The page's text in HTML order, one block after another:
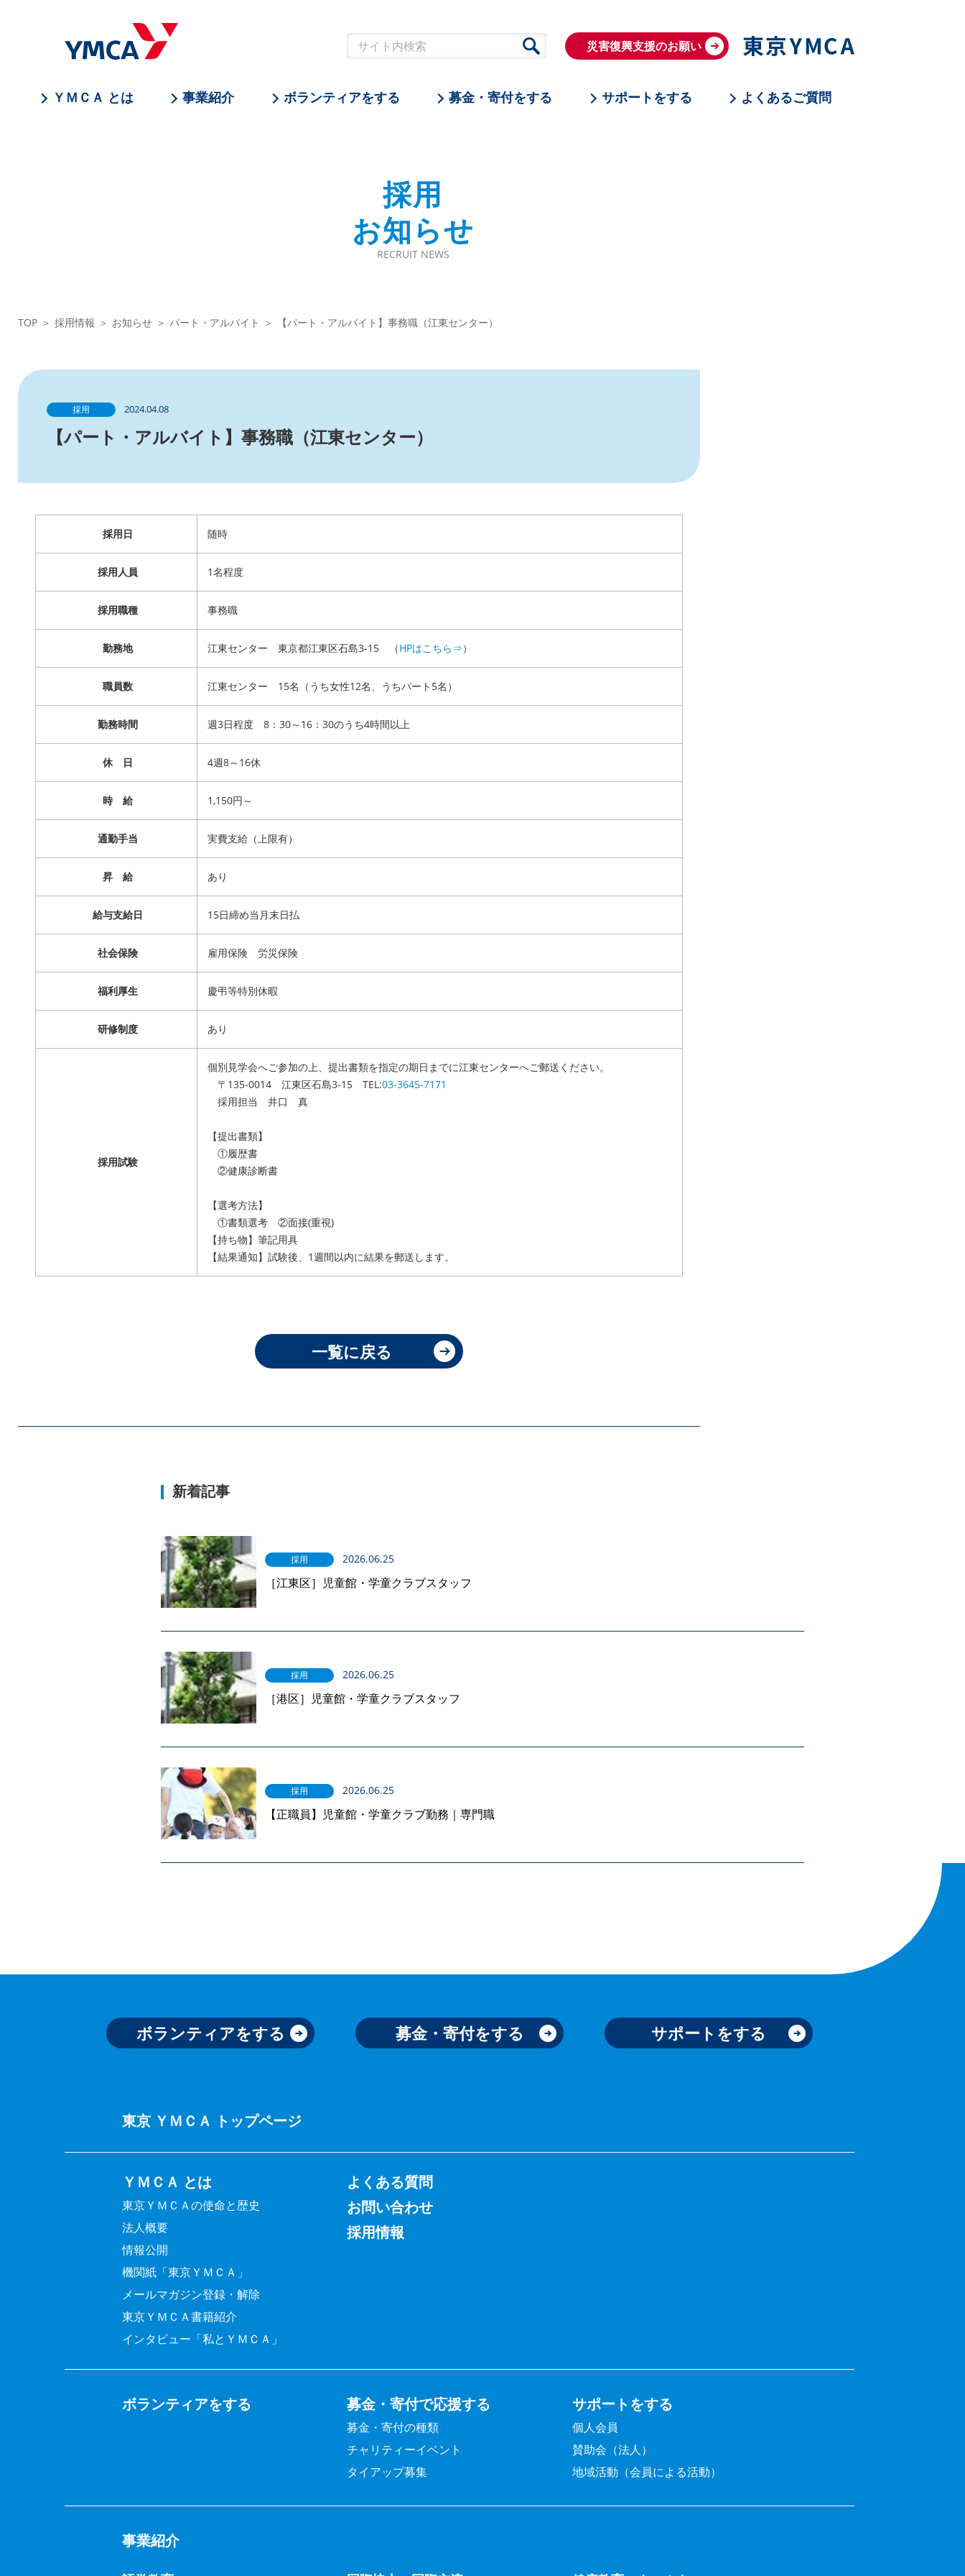
災害復興支援のお願い
ＹＭＣＡ とは 事業紹介 ボランティアをする 募金・寄付をする サポートをする よくあるご質問
採用
お知らせ
RECRUIT NEWS
TOP ＞ 採用情報 ＞ お知らせ ＞ パート・アルバイト ＞ 【パート・アルバイト】事務職（江東センター）
採用 2024.04.08
【パート・アルバイト】事務職（江東センター）
採用日 随時
採用人員 1名程度
採用職種 事務職
勤務地 江東センター 東京都江東区石島3-15 （HPはこちら⇒）
職員数 江東センター 15名（うち女性12名、うちパート5名）
勤務時間 週3日程度 8：30～16：30のうち4時間以上
休 日 4週8～16休
時 給 1,150円～
通勤手当 実費支給（上限有）
昇 給 あり
給与支給日 15日締め当月末日払
社会保険 雇用保険 労災保険
福利厚生 慶弔等特別休暇
研修制度 あり
採用試験
個別見学会へご参加の上、提出書類を指定の期日までに江東センターへご郵送ください。
〒135-0014 江東区石島3-15 TEL:03-3645-7171
採用担当 井口 真
【提出書類】
①履歴書
②健康診断書
【選考方法】
①書類選考 ②面接(重視)
【持ち物】筆記用具
【結果通知】試験後、1週間以内に結果を郵送します。
一覧に戻る
新着記事
採用 2026.06.25
［江東区］児童館・学童クラブスタッフ
採用 2026.06.25
［港区］児童館・学童クラブスタッフ
採用 2026.06.25
【正職員】児童館・学童クラブ勤務｜専門職
ボランティアをする 募金・寄付をする サポートをする
東京 ＹＭＣＡ トップページ
ＹＭＣＡ とは
東京ＹＭＣＡの使命と歴史
法人概要
情報公開
機関紙「東京ＹＭＣＡ」
メールマガジン登録・解除
東京ＹＭＣＡ書籍紹介
インタビュー「私とＹＭＣＡ」
よくある質問
お問い合わせ
採用情報
ボランティアをする 募金・寄付で応援する
募金・寄付の種類
チャリティーイベント
タイアップ募集
サポートをする
個人会員
賛助会（法人）
地域活動（会員による活動）
事業紹介